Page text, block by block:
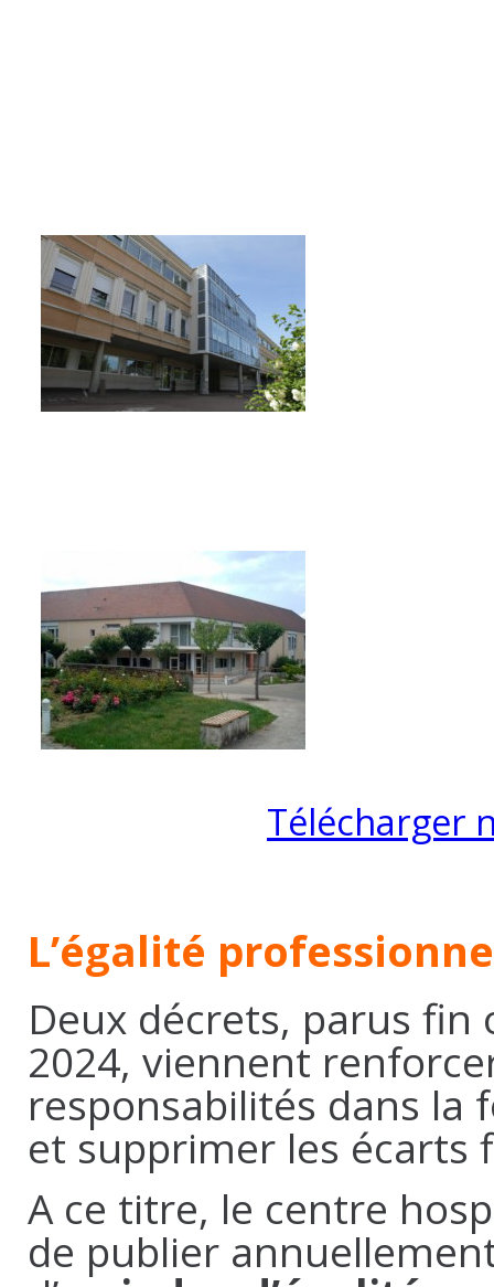
Télécharger
L’égalité
Deux décrets, parus fin
2024, viennent
responsabilités dans la
et supprimer les écarts
A ce titre, le centre
de publier